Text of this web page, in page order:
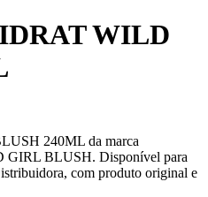
WILD
240ML da marca
BLUSH. Disponível para
com produto original e